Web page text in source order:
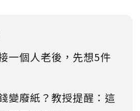
一個人老後，先想5件
變廢紙？教授提醒：這